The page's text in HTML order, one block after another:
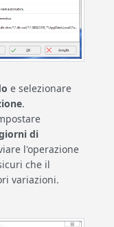
e selezionare
.
di
l'operazione
che il
variazioni.